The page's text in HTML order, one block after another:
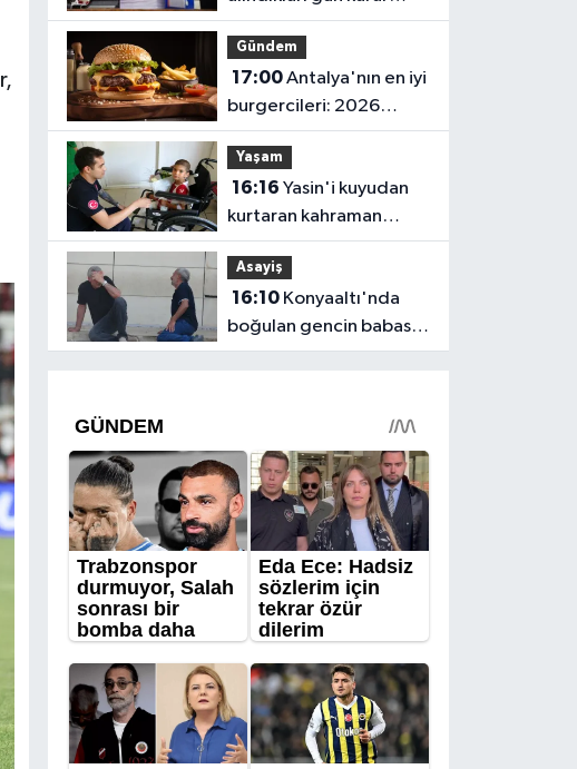
verilmiş! Büşra
Özdemir'in oluru ortaya
çıktı
Gündem
17:00Antalya'nın en iyi
burgercileri: 2026
fiyatları
Yaşam
16:16
kurtaran kahraman
itfaiyeciden hastanede
ziyaret
Asayiş
16:10Konyaaltı'nda
boğulan gencin babası:
"Ciğerimi yaktın